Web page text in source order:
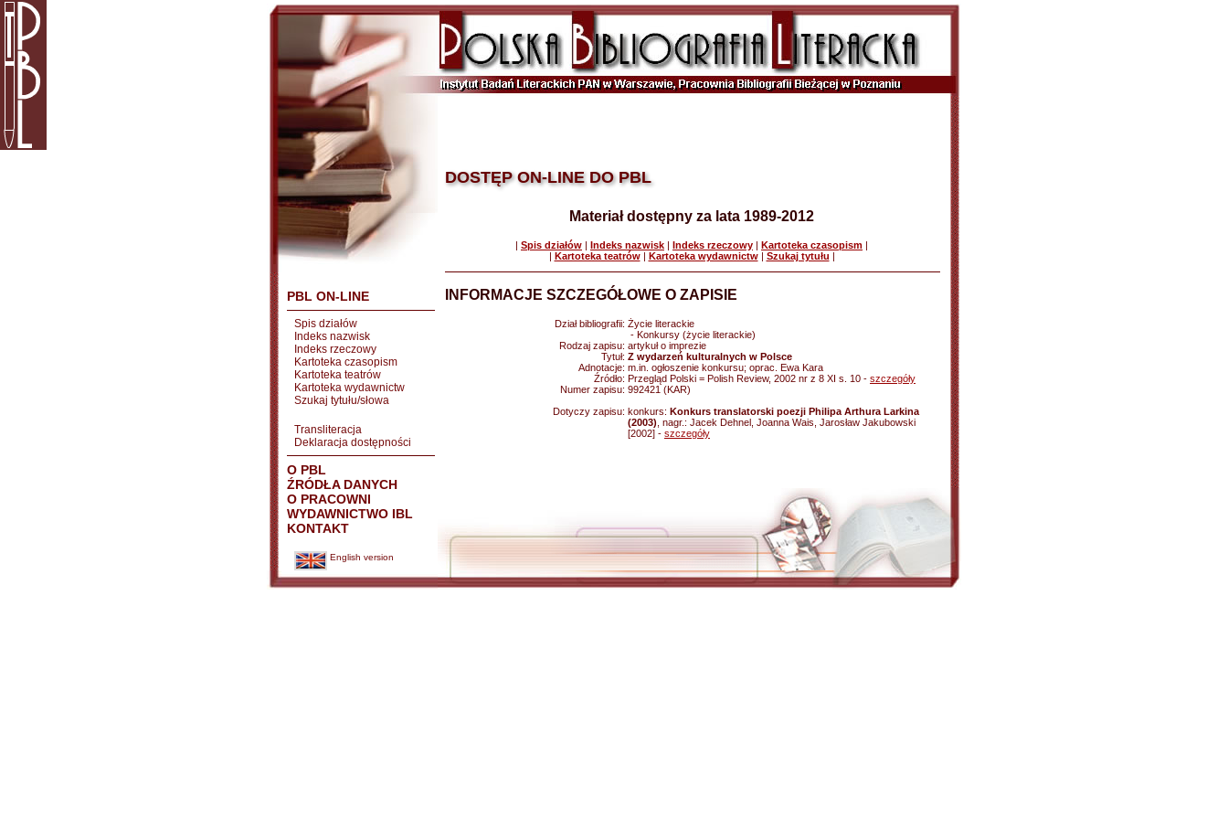
PBL ON-LINE
Spis działów
Indeks nazwisk
Indeks rzeczowy
Kartoteka czasopism
Kartoteka teatrów
Kartoteka wydawnictw
Szukaj tytułu/słowa
Transliteracja
Deklaracja dostępności
O PBL
ŹRÓDŁA DANYCH
O PRACOWNI
WYDAWNICTWO IBL
KONTAKT
English version
DOSTĘP ON-LINE DO PBL
Materiał dostępny za lata 1989-2012
| Spis działów | Indeks nazwisk | Indeks rzeczowy | Kartoteka czasopism |
| Kartoteka teatrów| Kartoteka wydawnictw| Szukaj tytułu |
INFORMACJE SZCZEGÓŁOWE O ZAPISIE
Dział bibliografii: Życie literackie
- Konkursy (życie literackie)
Rodzaj zapisu: artykuł o imprezie
Tytuł: Z wydarzeń kulturalnych w Polsce
Adnotacje: m.in. ogłoszenie konkursu; oprac. Ewa Kara
Źródło: Przegląd Polski = Polish Review, 2002 nr z 8 XI s. 10 - szczegóły
Numer zapisu: 992421 (KAR)
Dotyczy zapisu: konkurs: Konkurs translatorski poezji Philipa Arthura Larkina
(2003) , nagr.: Jacek Dehnel, Joanna Wais, Jarosław Jakubowski
[2002] - szczegóły